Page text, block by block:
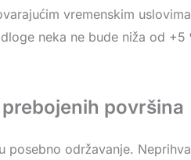
vremenskim
neka ne bude niža od
površina
posebno održavanje.